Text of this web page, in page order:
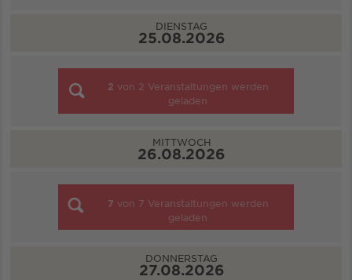
DIENSTAG
25.08.2026
2 von 2 Veranstaltungen werden
geladen
MITTWOCH
26.08.2026
7 von 7 Veranstaltungen werden
geladen
DONNERSTAG
27.08.2026